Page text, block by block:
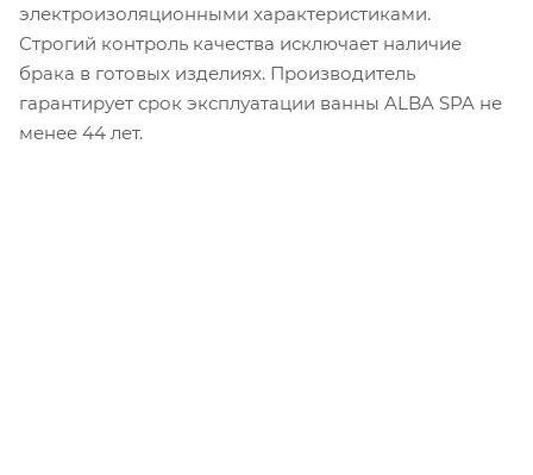
электроизоляционными характеристиками.
Строгий контроль качества исключает наличие
брака в готовых изделиях. Производитель
гарантирует срок эксплуатации ванны ALBA SPA не
менее 44 лет.